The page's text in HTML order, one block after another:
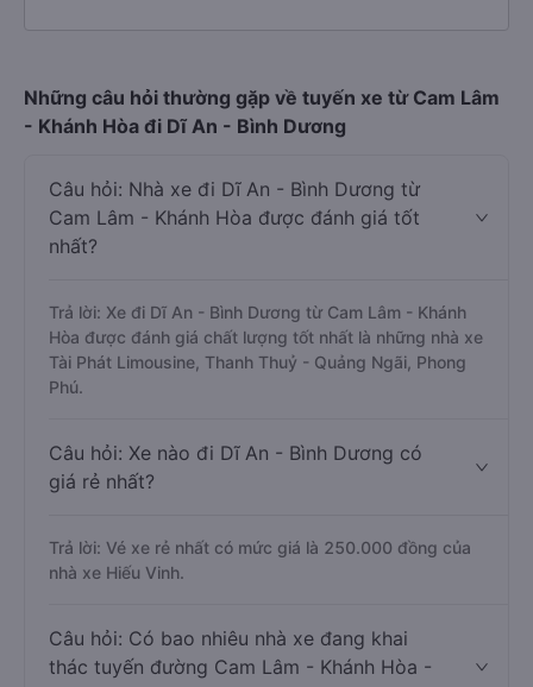
Những câu hỏi thường gặp về tuyến xe từ Cam Lâm
- Khánh Hòa đi Dĩ An - Bình Dương
Câu hỏi: Nhà xe đi Dĩ An - Bình Dương từ
Cam Lâm - Khánh Hòa được đánh giá tốt
nhất?
Trả lời: Xe đi Dĩ An - Bình Dương từ Cam Lâm - Khánh
Hòa được đánh giá chất lượng tốt nhất là những nhà xe
Tài Phát Limousine, Thanh Thuỷ - Quảng Ngãi, Phong
Phú.
Câu hỏi: Xe nào đi Dĩ An - Bình Dương có
giá rẻ nhất?
Trả lời: Vé xe rẻ nhất có mức giá là 250.000 đồng của
nhà xe Hiếu Vinh.
Câu hỏi: Có bao nhiêu nhà xe đang khai
thác tuyến đường Cam Lâm - Khánh Hòa -